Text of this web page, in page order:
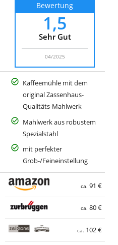
Bewertung
1,5
Sehr Gut
04/2025
Kaffeemühle mit dem
original Zassenhaus-
Qualitäts-Mahlwerk
Mahlwerk aus robustem
Spezialstahl
mit perfekter
Grob-/Feineinstellung
ca. 91 €
ca. 80 €
ca. 102 €